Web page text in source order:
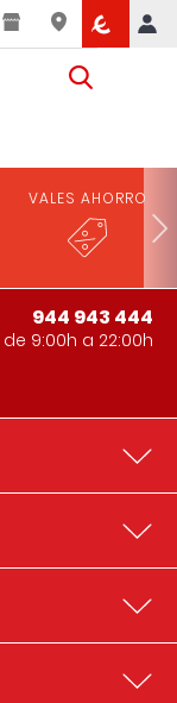
VALES AHORRO
944 943 444
de 9:00h a 22:00h